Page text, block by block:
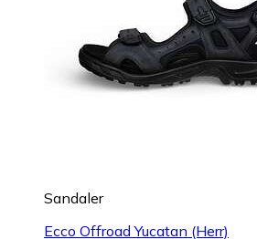
Sandaler
Ecco Offroad Yucatan (Herr)